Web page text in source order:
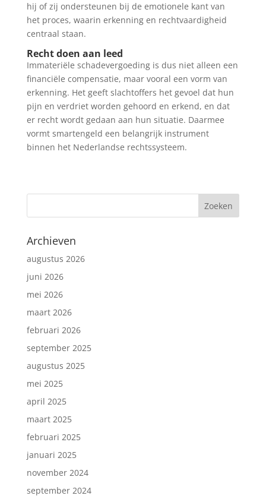
hij of zij ondersteunen bij de emotionele kant van
het proces, waarin erkenning en rechtvaardigheid
centraal staan.
Recht doen aan leed
Immateriële schadevergoeding is dus niet alleen een
financiële compensatie, maar vooral een vorm van
erkenning. Het geeft slachtoffers het gevoel dat hun
pijn en verdriet worden gehoord en erkend, en dat
er recht wordt gedaan aan hun situatie. Daarmee
vormt smartengeld een belangrijk instrument
binnen het Nederlandse rechtssysteem.
Archieven
augustus 2026
juni 2026
mei 2026
maart 2026
februari 2026
september 2025
augustus 2025
mei 2025
april 2025
maart 2025
februari 2025
januari 2025
november 2024
september 2024